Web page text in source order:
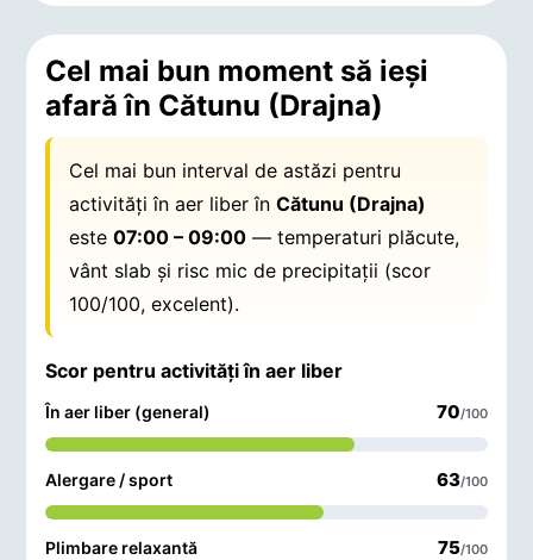
Cel mai bun moment să ieși
afară în Cătunu (Drajna)
Cel mai bun interval de astăzi pentru
activități în aer liber înCătunu (Drajna)
este07:00 – 09:00 — temperaturi plăcute,
vânt slab și risc mic de precipitații (scor
100/100, excelent).
Scor pentru activități în aer liber
În aer liber (general) 70/100
Alergare / sport 63/100
Plimbare relaxantă 75/100